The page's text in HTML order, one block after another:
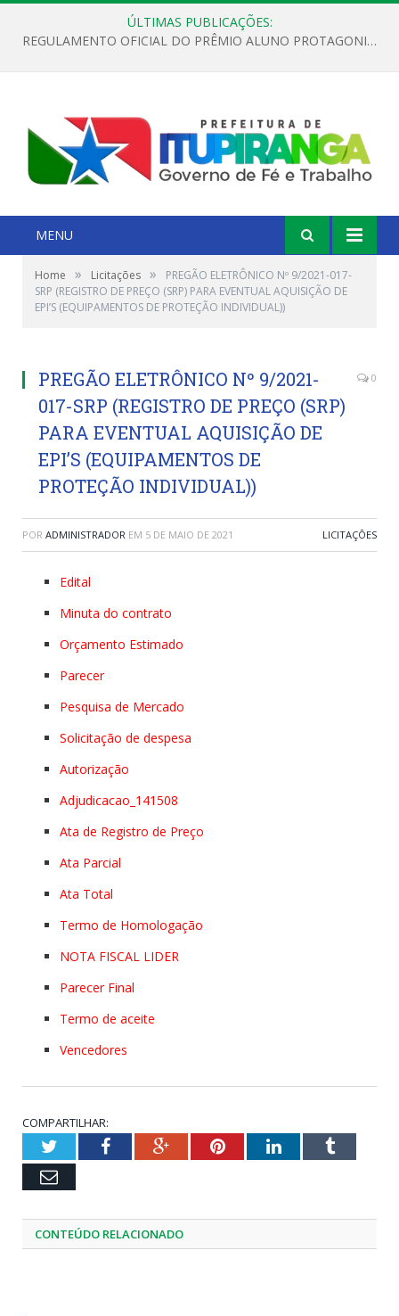
ÚLTIMAS PUBLICAÇÕES:
REGULAMENTO OFICIAL DO PRÊMIO ALUNO PROTAGONISTA – EDIÇÃO 2026
MENU
Home » Licitações »
PREGÃO ELETRÔNICO Nº 9/2021-017-
SRP (REGISTRO DE PREÇO (SRP) PARA EVENTUAL AQUISIÇÃO DE
EPI’S (EQUIPAMENTOS DE PROTEÇÃO INDIVIDUAL))
PREGÃO ELETRÔNICO Nº 9/2021-
017-SRP (REGISTRO DE PREÇO (SRP)
PARA EVENTUAL AQUISIÇÃO DE
EPI’S (EQUIPAMENTOS DE
PROTEÇÃO INDIVIDUAL))
0
POR ADMINISTRADOR EM 5 DE MAIO DE 2021 LICITAÇÕES
Edital
Minuta do contrato
Orçamento Estimado
Parecer
Pesquisa de Mercado
Solicitação de despesa
Autorização
Adjudicacao_141508
Ata de Registro de Preço
Ata Parcial
Ata Total
Termo de Homologação
NOTA FISCAL LIDER
Parecer Final
Termo de aceite
Vencedores
COMPARTILHAR:
TwitterFacebookGoogle+PinterestLinkedInTumblr
Email
CONTEÚDO RELACIONADO